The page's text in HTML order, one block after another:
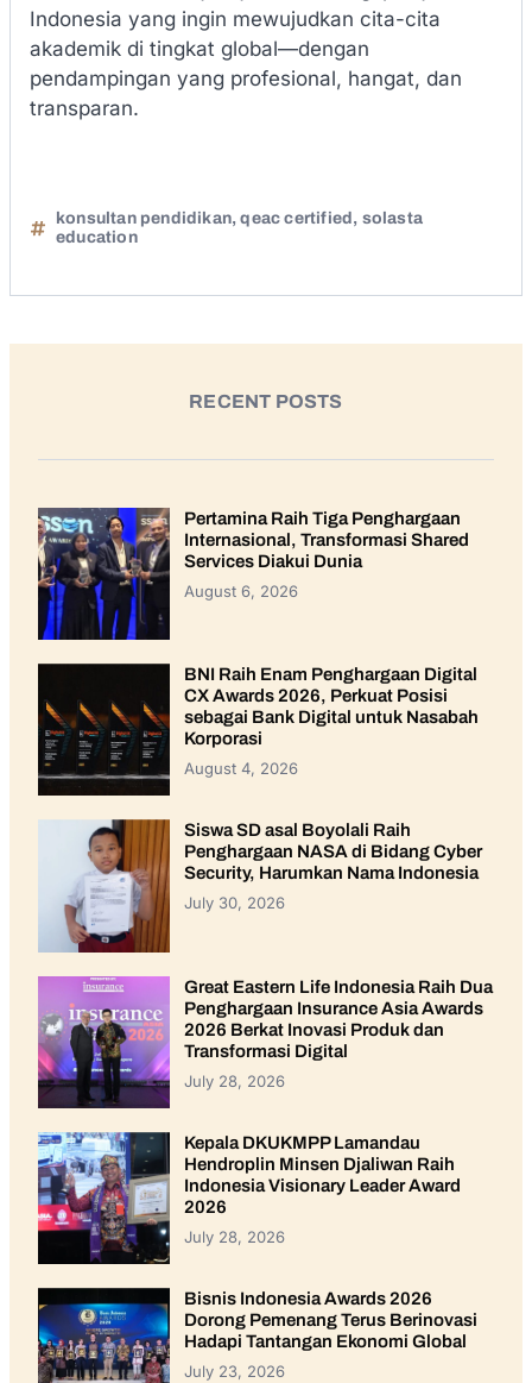
Indonesia yang ingin mewujudkan cita-cita
akademik di tingkat global—dengan
pendampingan yang profesional, hangat, dan
transparan.
konsultan pendidikan,qeac certified, solasta
education
RECENT POSTS
Pertamina Raih Tiga Penghargaan
Internasional, Transformasi Shared
Services Diakui Dunia
August 6, 2026
BNI Raih Enam Penghargaan Digital
CX Awards 2026, Perkuat Posisi
sebagai Bank Digital untuk Nasabah
Korporasi
August 4, 2026
Siswa SD asal Boyolali Raih
Penghargaan NASA di Bidang Cyber
Security, Harumkan Nama Indonesia
July 30, 2026
Great Eastern Life Indonesia Raih Dua
Penghargaan Insurance Asia Awards
2026 Berkat Inovasi Produk dan
Transformasi Digital
July 28, 2026
Kepala DKUKMPP Lamandau
Hendroplin Minsen Djaliwan Raih
Indonesia Visionary Leader Award
2026
July 28, 2026
Bisnis Indonesia Awards 2026
Dorong Pemenang Terus Berinovasi
Hadapi Tantangan Ekonomi Global
July 23, 2026